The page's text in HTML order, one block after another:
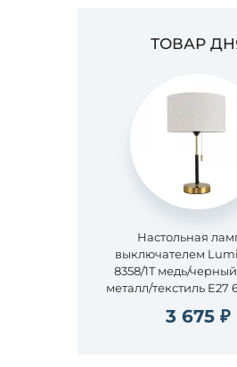
ТОВАР
Настольная
выключателем
8358/1T медь/
металл/текстиль E27
3 675 ₽